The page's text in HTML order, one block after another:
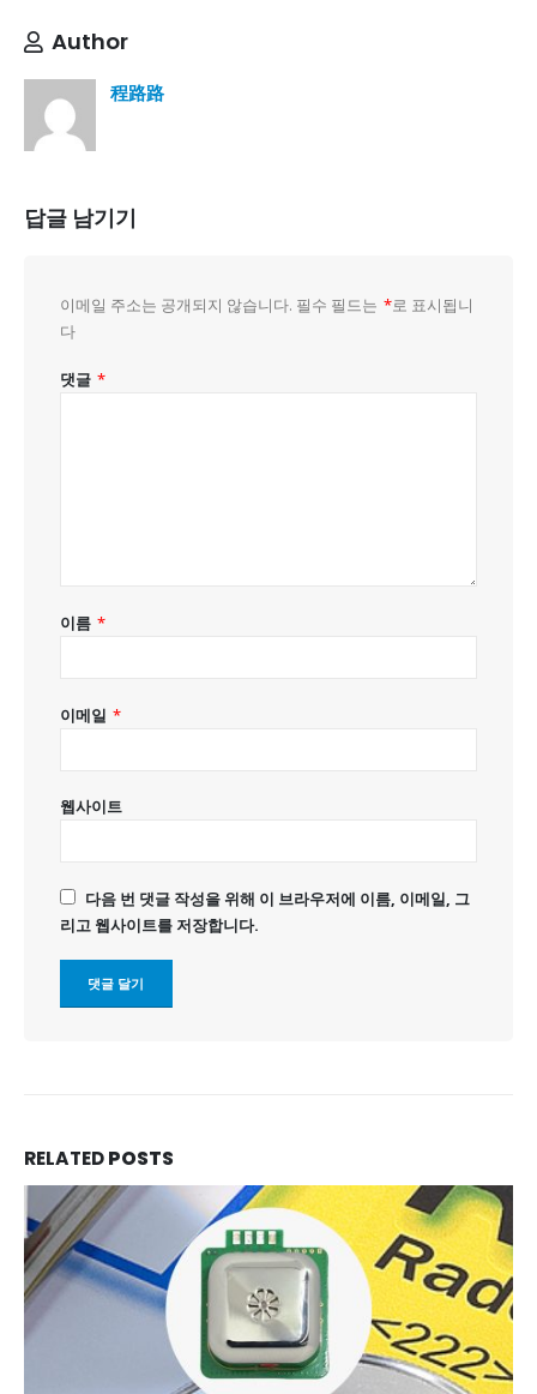
Author
程路路
답글 남기기
이메일 주소는 공개되지 않습니다. 필수 필드는 *로 표시됩니
다
댓글 *
이름 *
이메일 *
웹사이트
다음 번 댓글 작성을 위해 이 브라우저에 이름, 이메일, 그
리고 웹사이트를 저장합니다.
RELATEDPOSTS